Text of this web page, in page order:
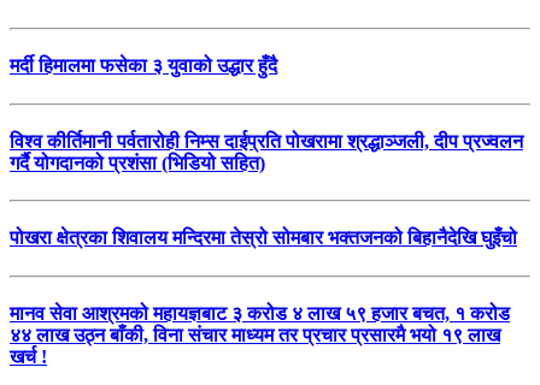
मर्दी हिमालमा फसेका ३ युवाको उद्धार हुँदै
विश्व कीर्तिमानी पर्वतारोही निम्स दाईप्रति पोखरामा श्रद्धाञ्जली, दीप प्रज्वलन
गर्दै योगदानको प्रशंसा (भिडियो सहित)
पोखरा क्षेत्रका शिवालय मन्दिरमा तेस्रो सोमबार भक्तजनको बिहानैदेखि घुइँचो
मानव सेवा आश्रमको महायज्ञबाट ३ करोड ४ लाख ५९ हजार बचत, १ करोड
४४ लाख उठ्न बाँकी, विना संचार माध्यम तर प्रचार प्रसारमै भयो १९ लाख
खर्च !